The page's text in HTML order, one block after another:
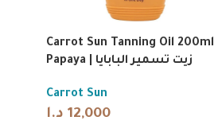
Carrot Sun Tanning Oil 200ml
Papaya | زيت تسمير البابايا
Carrot Sun
12,000 د.ا